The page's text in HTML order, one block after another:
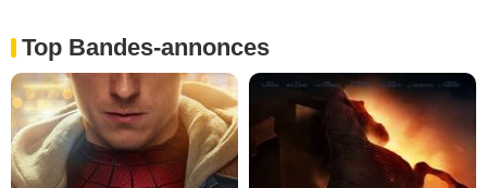
Top Bandes-annonces